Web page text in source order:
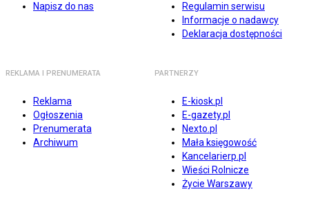
Napisz do nas
Regulamin serwisu
Informacje o nadawcy
Deklaracja dostępności
REKLAMA I PRENUMERATA
Reklama
Ogłoszenia
Prenumerata
Archiwum
PARTNERZY
E-kiosk.pl
E-gazety.pl
Nexto.pl
Mała księgowość
Kancelarierp.pl
Wieści Rolnicze
Życie Warszawy